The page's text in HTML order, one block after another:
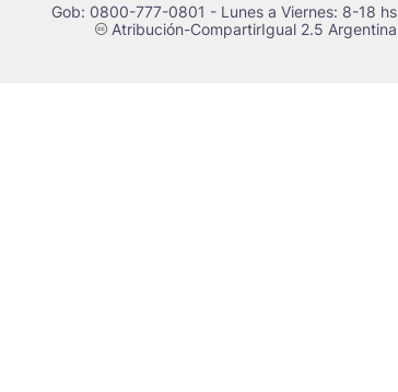
Gob: 0800-777-0801 - Lunes a Viernes: 8-18 hs
cAtribución-CompartirIgual 2.5 Argentina